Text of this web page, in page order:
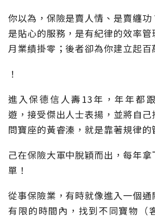
你以為，保險是賣人情、是賣纏功
是貼心的服務，是有紀律的效率
月業績掛零；後者卻為你建立起百
！
進入保德信人壽13年，年年都
遊，接受傑出人士表揚，並將自
問寶座的黃睿溱，就是靠著規律的
己在保險大軍中脫穎而出，每年
單！
從事保險業，有時就像進入一個通
有限的時間內，找到不同寶物（